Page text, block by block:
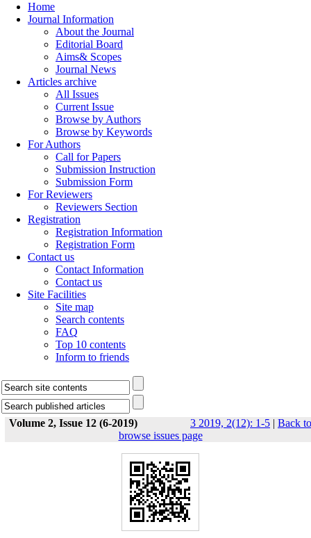
Home
Journal Information
About the Journal
Editorial Board
Aims& Scopes
Journal News
Articles archive
All Issues
Current Issue
Browse by Authors
Browse by Keywords
For Authors
Call for Papers
Submission Instruction
Submission Form
For Reviewers
Reviewers Section
Registration
Registration Information
Registration Form
Contact us
Contact Information
Contact us
Site Facilities
Site map
Search contents
FAQ
Top 10 contents
Inform to friends
Volume 2, Issue 12 (6-2019) 3 2019, 2(12): 1-5 | Back to
browse issues page